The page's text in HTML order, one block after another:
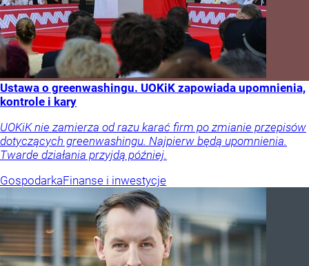
Ustawa o greenwashingu. UOKiK zapowiada upomnienia,
kontrole i kary
UOKiK nie zamierza od razu karać firm po zmianie przepisów
dotyczących greenwashingu. Najpierw będą upomnienia.
Twarde działania przyjdą później.
GospodarkaFinanse i inwestycje